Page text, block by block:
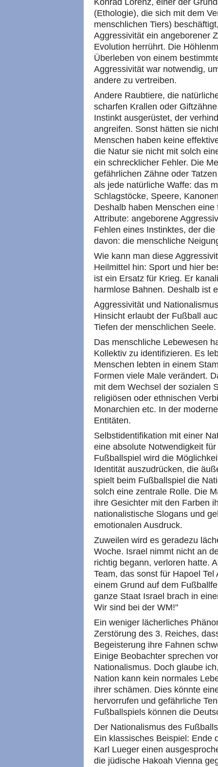
Konrad Lorenz, einer der
(Ethologie), die sich mit dem
menschlichen Tiers)
Aggressivität ein angeborener
Evolution herrührt. Die
Überleben von einem
Aggressivität war notwendig,
andere zu vertreiben.
Andere Raubtiere, die
scharfen Krallen oder
Instinkt ausgerüstet, der
angreifen. Sonst hätten sie
Menschen haben keine
die Natur sie nicht mit solch
ein schrecklicher Fehler. Die
gefährlichen Zähne oder
als jede natürliche Waffe: das
Schlagstöcke, Speere,
Deshalb haben Menschen
Attribute: angeborene
Fehlen eines Instinktes, der
davon: die menschliche
Wie kann man diese
Heilmittel hin: Sport und hier
ist ein Ersatz für Krieg. Er
harmlose Bahnen. Deshalb ist
Aggressivität und
Hinsicht erlaubt der Fußball
Tiefen der menschlichen Seele.
Das menschliche Lebewesen
Kollektiv zu identifizieren. Es
Menschen lebten in einem
Formen viele Male verändert.
mit dem Wechsel der sozialen
religiösen oder ethnischen
Monarchien etc. In der
Entitäten.
Selbstidentifikation mit einer
eine absolute Notwendigkeit
Fußballspiel wird die
Identität auszudrücken, die
spielt beim Fußballspiel die
solch eine zentrale Rolle. Die
ihre Gesichter mit den Farben
nationalistische Slogans und
emotionalen Ausdruck.
Zuweilen wird es geradezu
Woche. Israel nimmt nicht an
richtig begann, verloren hatte.
Team, das sonst für Hapoel
einem Grund auf dem
ganze Staat Israel brach in
Wir sind bei der WM!"
Ein weniger lächerliches
Zerstörung des 3. Reiches,
Begeisterung ihre Fahnen
Einige Beobachter sprechen
Nationalismus. Doch glaube
Nation kann kein normales
ihrer schämen. Dies könnte
hervorrufen und gefährliche
Fußballspiels können die
Der Nationalismus des
Ein klassisches Beispiel: Ende
Karl Lueger einen
die jüdische Hakoah Vienna